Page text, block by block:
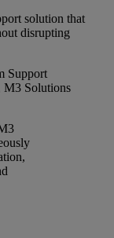
solution that
disrupting
Support
M3 Solutions